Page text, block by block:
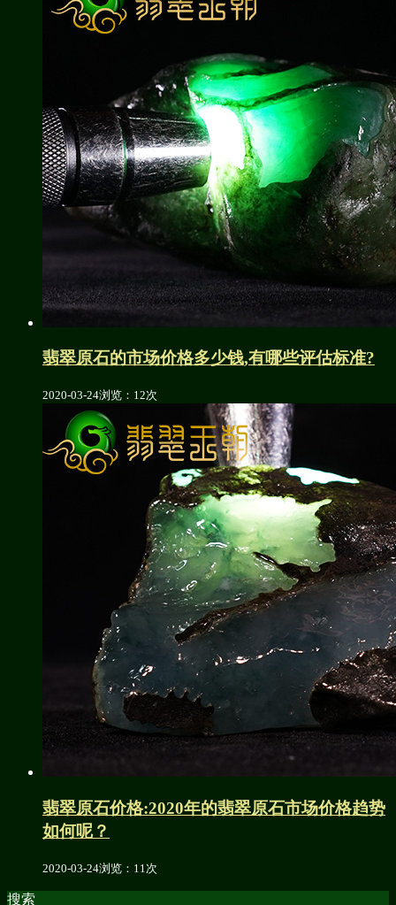
翡翠原石的市场价格多少钱,有哪些评估标准?
2020-03-24浏览：12次
翡翠原石价格:2020年的翡翠原石市场价格趋势
如何呢？
2020-03-24浏览：11次
搜索